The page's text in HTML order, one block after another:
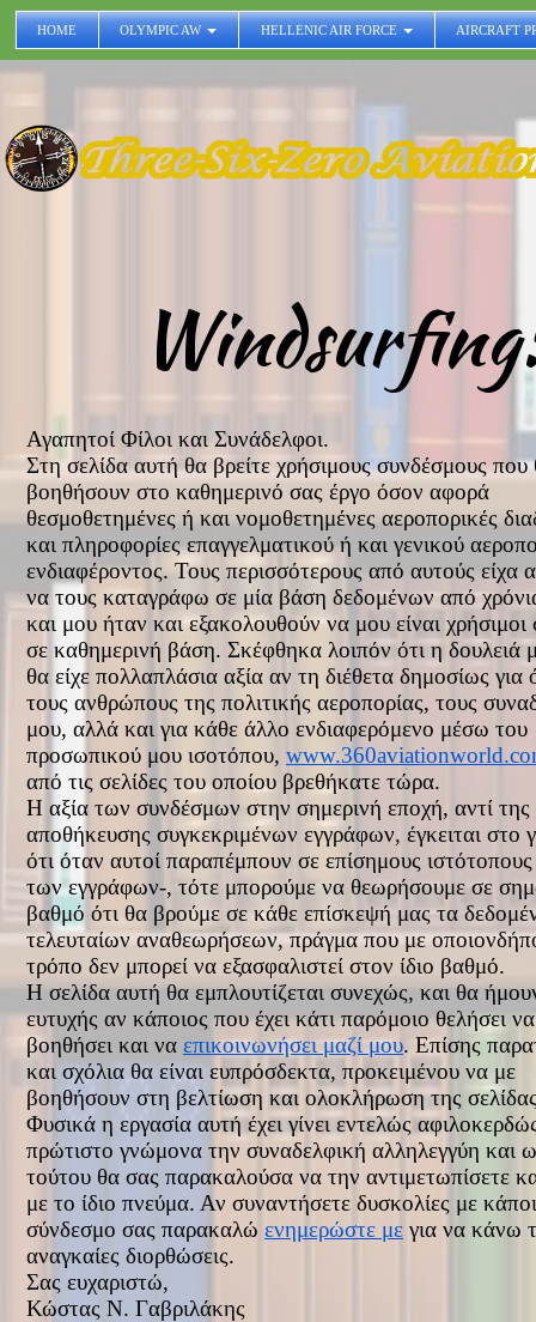
HOME OLYMPIC AW HELLENIC AIR FORCE AIRCRAFT
Αγαπητοί Φίλοι και Συνάδελφοι.
Στη σελίδα αυτή θα βρείτε χρήσιμους συνδέσμους
βοηθήσουν στο καθημερινό σας έργο όσον αφορά
θεσμοθετημένες ή και νομοθετημένες αεροπορικές
και πληροφορίες επαγγελματικού ή και γενικού
ενδιαφέροντος. Τους περισσότερους από αυτούς είχα
να τους καταγράφω σε μία βάση δεδομένων από
και μου ήταν και εξακολουθούν να μου είναι χρήσιμοι
σε καθημερινή βάση. Σκέφθηκα λοιπόν ότι η δουλειά
θα είχε πολλαπλάσια αξία αν τη διέθετα δημοσίως για
τους ανθρώπους της πολιτικής αεροπορίας, τους
μου, αλλά και για κάθε άλλο ενδιαφερόμενο μέσω του
προσωπικού μου ισοτόπου,
από τις σελίδες του οποίου βρεθήκατε τώρα.
Η αξία των συνδέσμων στην σημερινή εποχή, αντί της
αποθήκευσης συγκεκριμένων εγγράφων, έγκειται στο
ότι όταν αυτοί παραπέμπουν σε επίσημους
των εγγράφων-, τότε μπορούμε να θεωρήσουμε σε
βαθμό ότι θα βρούμε σε κάθε επίσκεψή μας τα
τελευταίων αναθεωρήσεων, πράγμα που με
τρόπο δεν μπορεί να εξασφαλιστεί στον ίδιο βαθμό.
Η σελίδα αυτή θα εμπλουτίζεται συνεχώς, και θα
ευτυχής αν κάποιος που έχει κάτι παρόμοιο θελήσει να
βοηθήσει και να επικοινωνήσει μαζί μου. Επίσης
και σχόλια θα είναι ευπρόσδεκτα, προκειμένου να με
βοηθήσουν στη βελτίωση και ολοκλήρωση της
Φυσικά η εργασία αυτή έχει γίνει εντελώς
πρώτιστο γνώμονα την συναδελφική αλληλεγγύη και
τούτου θα σας παρακαλούσα να την αντιμετωπίσετε
με το ίδιο πνεύμα. Αν συναντήσετε δυσκολίες με
σύνδεσμο σας παρακαλώ ενημερώστε με για να κάνω
αναγκαίες διορθώσεις.
Σας ευχαριστώ,
Κώστας Ν. Γαβριλάκης